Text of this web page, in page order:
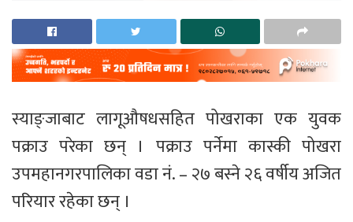
स्याङ्जाबाट लागूऔषधसहित पोखराका एक युवक
पक्राउ परेका छन् । पक्राउ पर्नेमा कास्की पोखरा
उपमहानगरपालिका वडा नं. – २७ बस्ने २६ वर्षीय अजित
परियार रहेका छन् ।